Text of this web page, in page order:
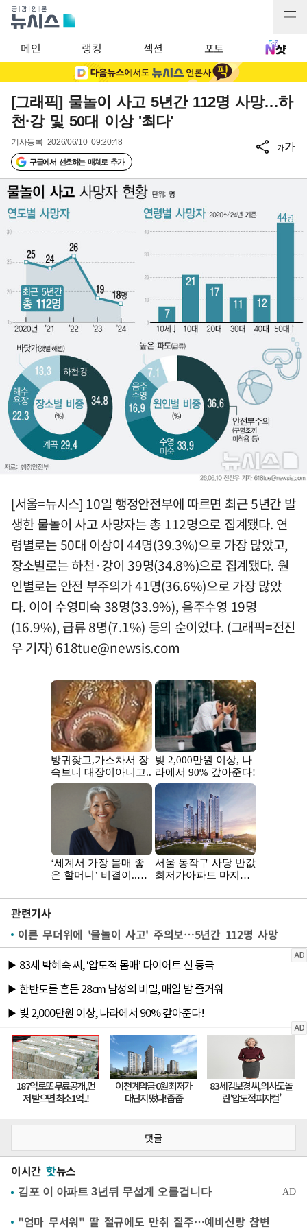
메인 랭킹 섹션 포토
[그래픽] 물놀이 사고 5년간 112명 사망…하
천·강 및 50대 이상 '최다'
기사등록 2026/06/10 09:20:48
구글에서 선호하는 매체로 추가
가가
[서울=뉴시스] 10일 행정안전부에 따르면 최근 5년간 발
생한 물놀이 사고 사망자는 총 112명으로 집계됐다. 연
령별로는 50대 이상이 44명(39.3%)으로 가장 많았고,
장소별로는 하천·강이 39명(34.8%)으로 집계됐다. 원
인별로는 안전 부주의가 41명(36.6%)으로 가장 많았
다. 이어 수영미숙 38명(33.9%), 음주수영 19명
(16.9%), 급류 8명(7.1%) 등의 순이었다. (그래픽=전진
우 기자) 618tue@newsis.com
관련기사
이른 무더위에 '물놀이 사고' 주의보…5년간 112명 사망
댓글
이시간 핫뉴스
"엄마 무서워" 딸 절규에도 만취 질주…예비신랑 참변